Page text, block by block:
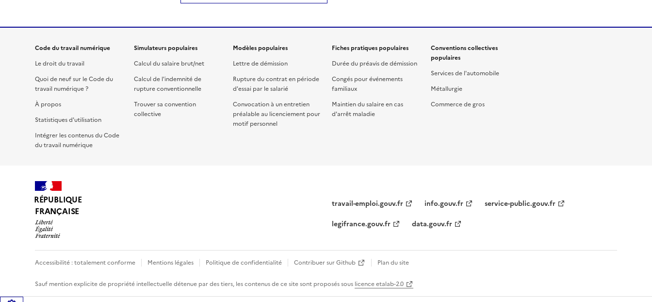
Code du travail numérique
Le droit du travail
Quoi de neuf sur le Code du
travail numérique ?
À propos
Statistiques d'utilisation
Intégrer les contenus du Code
du travail numérique
Simulateurs populaires
Calcul du salaire brut/net
Calcul de l'indemnité de
rupture conventionnelle
Trouver sa convention
collective
Modèles populaires
Lettre de démission
Rupture du contrat en période
d'essai par le salarié
Convocation à un entretien
préalable au licenciement pour
motif personnel
Fiches pratiques populaires
Durée du préavis de démission
Congés pour événements
familiaux
Maintien du salaire en cas
d'arrêt maladie
Conventions collectives
populaires
Services de l'automobile
Métallurgie
Commerce de gros
RÉPUBLIQUE
FRANÇAISE
travail-emploi.gouv.fr info.gouv.fr
service-public.gouv.fr
legifrance.gouv.fr
data.gouv.fr
Accessibilité : totalement conforme Mentions légales Politique de confidentialité Contribuer sur Github Plan du site
Sauf mention explicite de propriété intellectuelle détenue par des tiers, les contenus de ce site sont proposés sous licence etalab-2.0